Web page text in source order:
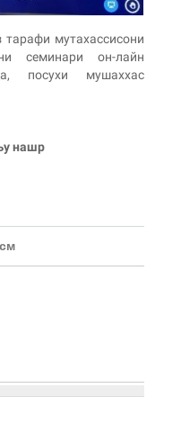
мутахассисони
семинари он-лайн
посухи мушаххас
нашр